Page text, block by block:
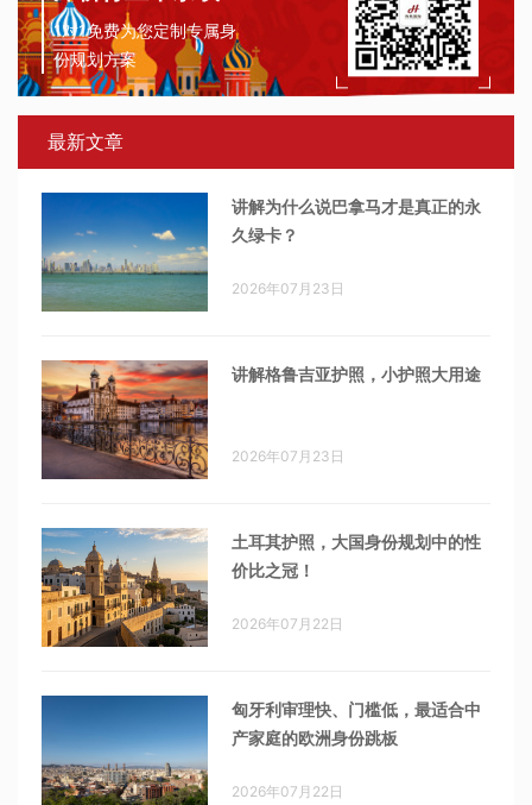
1对1免费为您定制专属身
份规划方案
最新文章
讲解为什么说巴拿马才是真正的永
久绿卡？
2026年07月23日
讲解格鲁吉亚护照，小护照大用途
2026年07月23日
土耳其护照，大国身份规划中的性
价比之冠！
2026年07月22日
匈牙利审理快、门槛低，最适合中
产家庭的欧洲身份跳板
2026年07月22日